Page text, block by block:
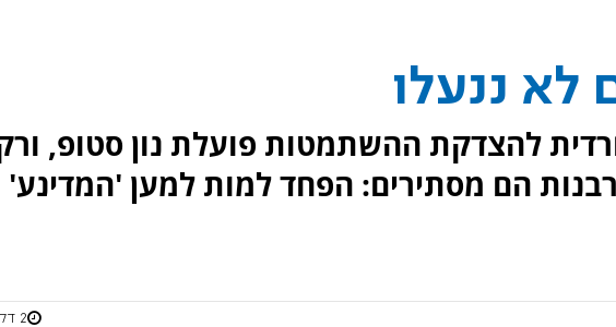
לא ננעלו
להצדקת ההשתמטות פועלת נון סטופ,
הם מסתירים: הפחד למות למען 'המדינע'
2 דקות